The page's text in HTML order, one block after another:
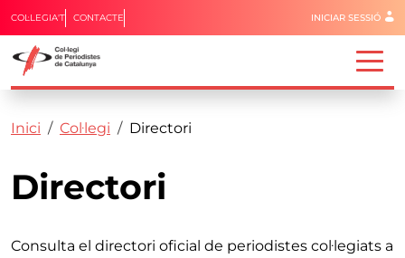
Vés al contingut
Capçalera
COL·LEGIA'T CONTACTE Menú del
INICIAR SESSIÓ
Fil d'ariadna
Inici Col·legi Directori
Directori
Consulta el directori oficial de periodistes col·legiats a